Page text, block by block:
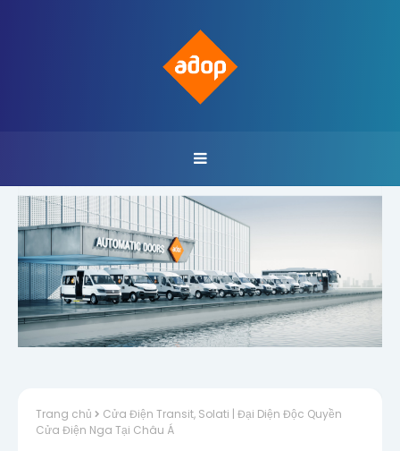
Trang chủ
Cửa Điện Transit, Solati | Đại Diện Độc Quyền
Cửa Điện Nga Tại Châu Á